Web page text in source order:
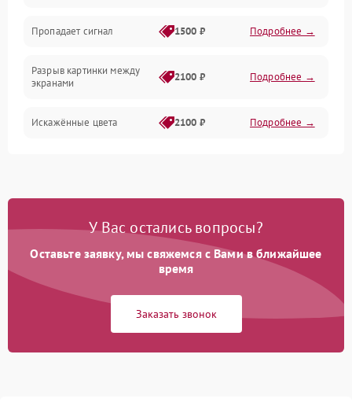
Пропадает сигнал 1500 ₽ Подробнее →
Разрыв картинки между
экранами
2100 ₽ Подробнее →
Искажённые цвета 2100 ₽ Подробнее →
Артефакты изображения 2100 ₽ Подробнее →
У Вас остались вопросы?
Оставьте заявку, мы свяжемся с Вами в ближайшее
время
Заказать звонок